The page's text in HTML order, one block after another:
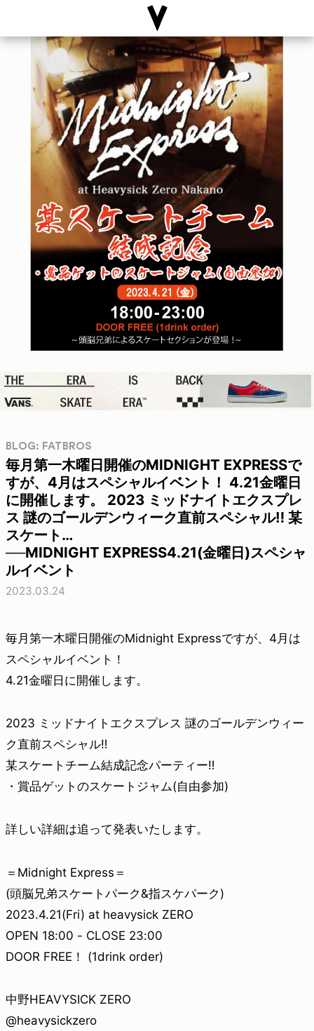
BLOG: FATBROS
毎月第一木曜日開催のMIDNIGHT EXPRESSで
すが、4月はスペシャルイベント！ 4.21金曜日
に開催します。 2023 ミッドナイトエクスプレ
ス 謎のゴールデンウィーク直前スペシャル‼︎ 某
スケート…
──MIDNIGHT EXPRESS4.21(金曜日)スペシャ
ルイベント
2023.03.24
毎月第一木曜日開催のMidnight Expressですが、4月は
スペシャルイベント！
4.21金曜日に開催します。
2023 ミッドナイトエクスプレス 謎のゴールデンウィー
ク直前スペシャル‼︎
某スケートチーム結成記念パーティー‼︎
・賞品ゲットのスケートジャム(自由参加)
詳しい詳細は追って発表いたします。
＝Midnight Express＝
(頭脳兄弟スケートパーク&指スケパーク)
2023.4.21(Fri) at heavysick ZERO
OPEN 18:00 - CLOSE 23:00
DOOR FREE！ (1drink order)
中野HEAVYSICK ZERO
@heavysickzero